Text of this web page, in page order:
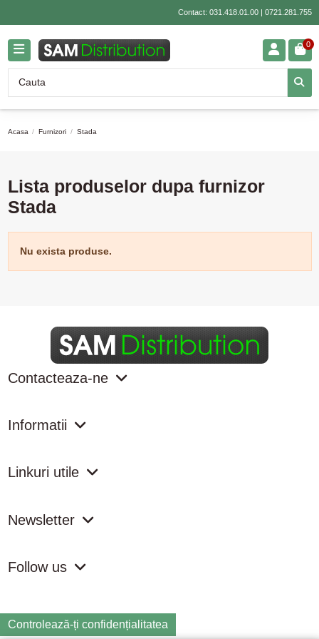
Contact: 031.418.01.00| 0721.281.755
0
Acasa Furnizori Stada
Lista produselor dupa furnizor
Stada
Nu exista produse.
Contacteaza-ne
Informatii
Linkuri utile
Newsletter
Follow us
Controlează-ți confidențialitatea